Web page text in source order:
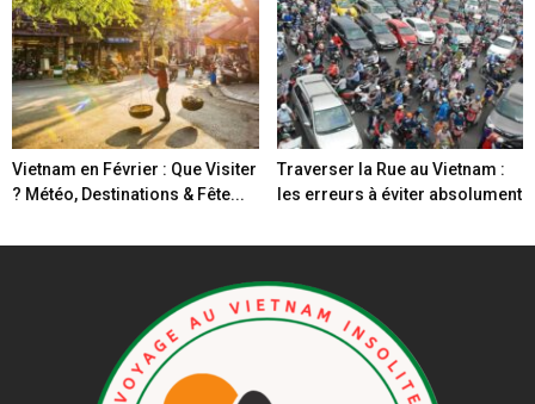
Vietnam en Février : Que Visiter
? Météo, Destinations & Fête...
Traverser la Rue au Vietnam :
les erreurs à éviter absolument